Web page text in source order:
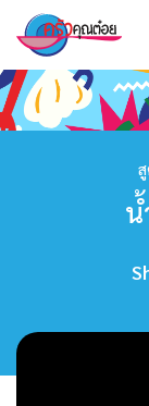
หน้าแรก
รายการย้อนห
น้